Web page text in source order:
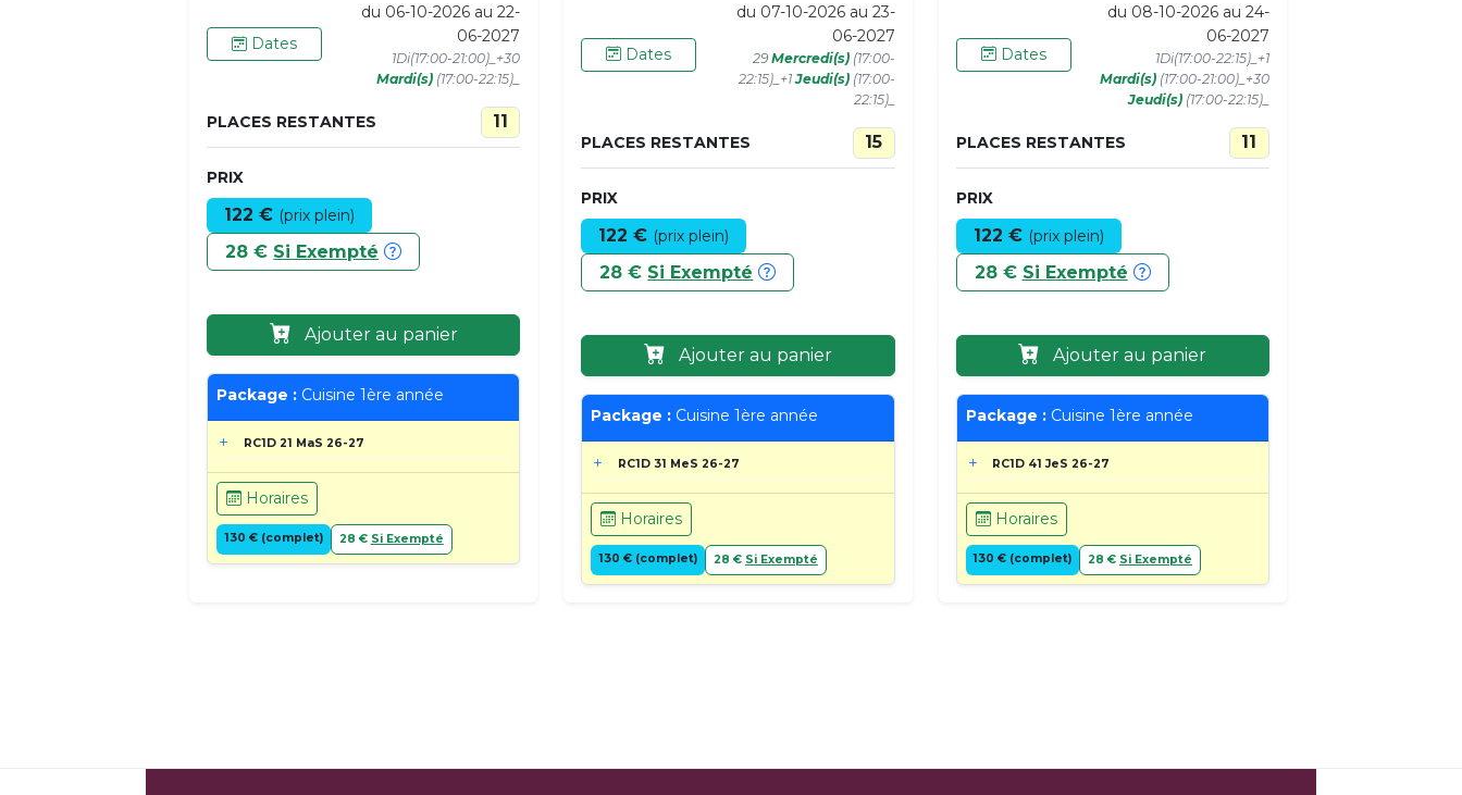
Dates
du 06-10-2026 au 22-
06-2027
1Di(17:00-21:00)_+30
Mardi(s) (17:00-22:15)_
PLACES RESTANTES 11
PRIX
122 € (prix plein)
28 € Si Exempté
Ajouter au panier
Package : Cuisine 1ère année
RC1D 21 MaS 26-27
Horaires
130 € (complet) 28 € Si Exempté
Dates
du 07-10-2026 au 23-
06-2027
29 Mercredi(s)(17:00-
22:15)_+1Jeudi(s)(17:00-
22:15)_
PLACES RESTANTES 15
PRIX
122 € (prix plein)
28 € Si Exempté
Ajouter au panier
Package : Cuisine 1ère année
RC1D 31 MeS 26-27
Horaires
130 € (complet) 28 € Si Exempté
Dates
du 08-10-2026 au 24-
06-2027
1Di(17:00-22:15)_+1
Mardi(s)(17:00-21:00)_+30
Jeudi(s)(17:00-22:15)_
PLACES RESTANTES 11
PRIX
122 € (prix plein)
28 € Si Exempté
Ajouter au panier
Package :Cuisine 1ère année
RC1D 41 JeS 26-27
Horaires
130 € (complet) 28 € Si Exempté